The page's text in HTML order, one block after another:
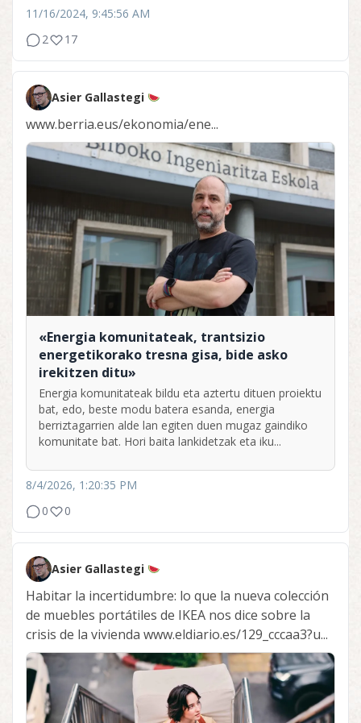
11/16/2024, 9:45:56 AM
2
17
Asier Gallastegi
www.berria.eus/ekonomia/ene...
«Energia komunitateak, trantsizio
energetikorako tresna gisa, bide asko
irekitzen ditu»
Energia komunitateak bildu eta aztertu dituen proiektu
bat, edo, beste modu batera esanda, energia
berriztagarrien alde lan egiten duen mugaz gaindiko
komunitate bat. Hori baita lankidetzak eta iku...
8/4/2026, 1:20:35 PM
0
0
Asier Gallastegi
Habitar la incertidumbre: lo que la nueva colección
de muebles portátiles de IKEA nos dice sobre la
crisis de la vivienda www.eldiario.es/129_cccaa3?u...